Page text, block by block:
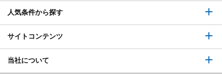
人気条件から探す
サイトコンテンツ
当社について